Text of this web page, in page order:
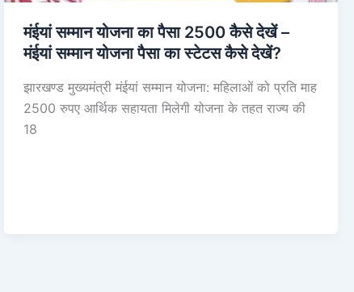
मंईयां सम्मान योजना का पैसा 2500 कैसे देखें –
मंईयां सम्मान योजना पैसा का स्टेटस कैसे देखें?
झारखण्ड मुख्यमंत्री मंईयां सम्मान योजना: महिलाओं को प्रति माह
2500 रुपए आर्थिक सहायता मिलेगी योजना के तहत राज्य की
18